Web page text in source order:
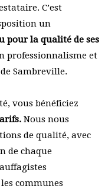
C’est
un
pour la qualité de ses
professionnalisme et
Sambreville.
vous bénéficiez
Nous nous
de qualité, avec
de chaque
communes